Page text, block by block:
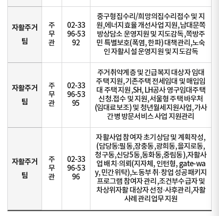
자활주거
팀
주
무
관
02-33
96-53
92
중구형집수리/희망의집수리접수 및 지
원,에너지효율 개선사업 지원,남대문쪽
방상담소 운영지원 및 지도감독,쪽방주
민 특별보호(폭염, 한파) 대책관리,노숙
인 자활시설 운영지원 및 지도감독
자활주거
팀
주
무
관
02-33
96-53
95
주거취약계층 및 긴급복지 대상자 임대
주택 지원,기존주택 전세임대 및 매입임
대 주택 지원,SH, LH공사 영구임대주택
신청.접수 및 지원,서울형 주택 바우처
(임대료보조) 및 청년월세지원사업,가사
간병 방문서비스 사업 지원관리
자활주거
팀
주
무
관
02-33
96-53
96
자활사업 참여자 초기상담 및 계획작성,
(담당동:필동,장충동,광희동,을지로동,
청구동,신당5동,동화동,중림동),자활사
업 배치·의뢰(지자체, 인턴형, gate-wa
y, 민간위탁),노동부 취·창업 성공패키지
프로그램 참여자 관리,조건부수급자 및
차상위자활 대상자 선정·사후관리,자활
사례 관리업무 지원